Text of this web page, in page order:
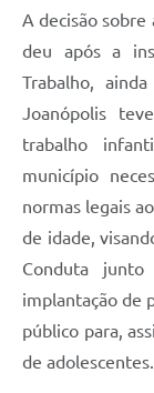
A decisão sobre
deu após a
Trabalho,
Joanópolis
trabalho
município
normas legais
de idade,
Conduta
implantação de
público para,
de adolescentes.